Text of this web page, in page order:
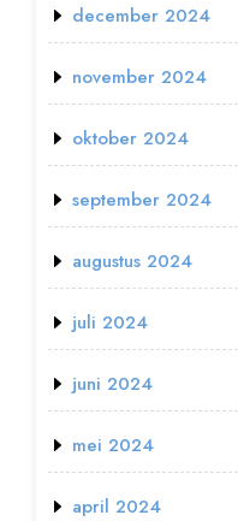
december 2024
november 2024
oktober 2024
september 2024
augustus 2024
juli 2024
juni 2024
mei 2024
april 2024